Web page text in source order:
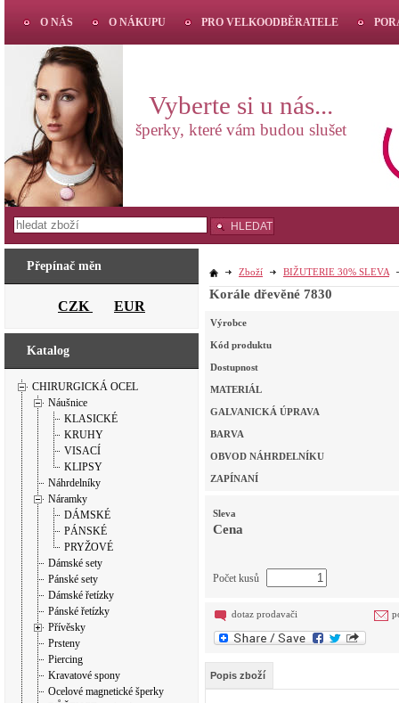
Přepínač měn
CZK EUR
Katalog
CHIRURGICKÁ OCEL
Náušnice
KLASICKÉ
KRUHY
VISACÍ
KLIPSY
Náhrdelníky
Náramky
DÁMSKÉ
PÁNSKÉ
PRYŽOVÉ
Dámské sety
Pánské sety
Dámské řetízky
Pánské řetízky
Přívěsky
Prsteny
Piercing
Kravatové spony
Ocelové magnetické šperky
Zboží BIŽUTERIE 30% SLEVA
Korále dřevěné 7830
Výrobce
Kód produktu
Dostupnost
MATERIÁL
GALVANICKÁ ÚPRAVA
BARVA
OBVOD NÁHRDELNÍKU
ZAPÍNANÍ
Sleva
Cena
Počet kusů
dotaz prodavači
Popis zboží
O NÁS O NÁKUPU PRO VELKOODBĚRATELE
Vyberte si u nás...
šperky, které vám budou slušet
HLEDAT